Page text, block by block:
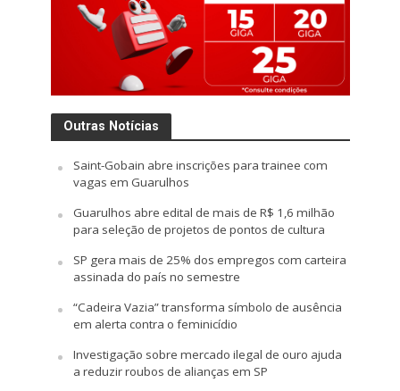
Outras Notícias
Saint-Gobain abre inscrições para trainee com
vagas em Guarulhos
Guarulhos abre edital de mais de R$ 1,6 milhão
para seleção de projetos de pontos de cultura
SP gera mais de 25% dos empregos com carteira
assinada do país no semestre
“Cadeira Vazia” transforma símbolo de ausência
em alerta contra o feminicídio
Investigação sobre mercado ilegal de ouro ajuda
a reduzir roubos de alianças em SP